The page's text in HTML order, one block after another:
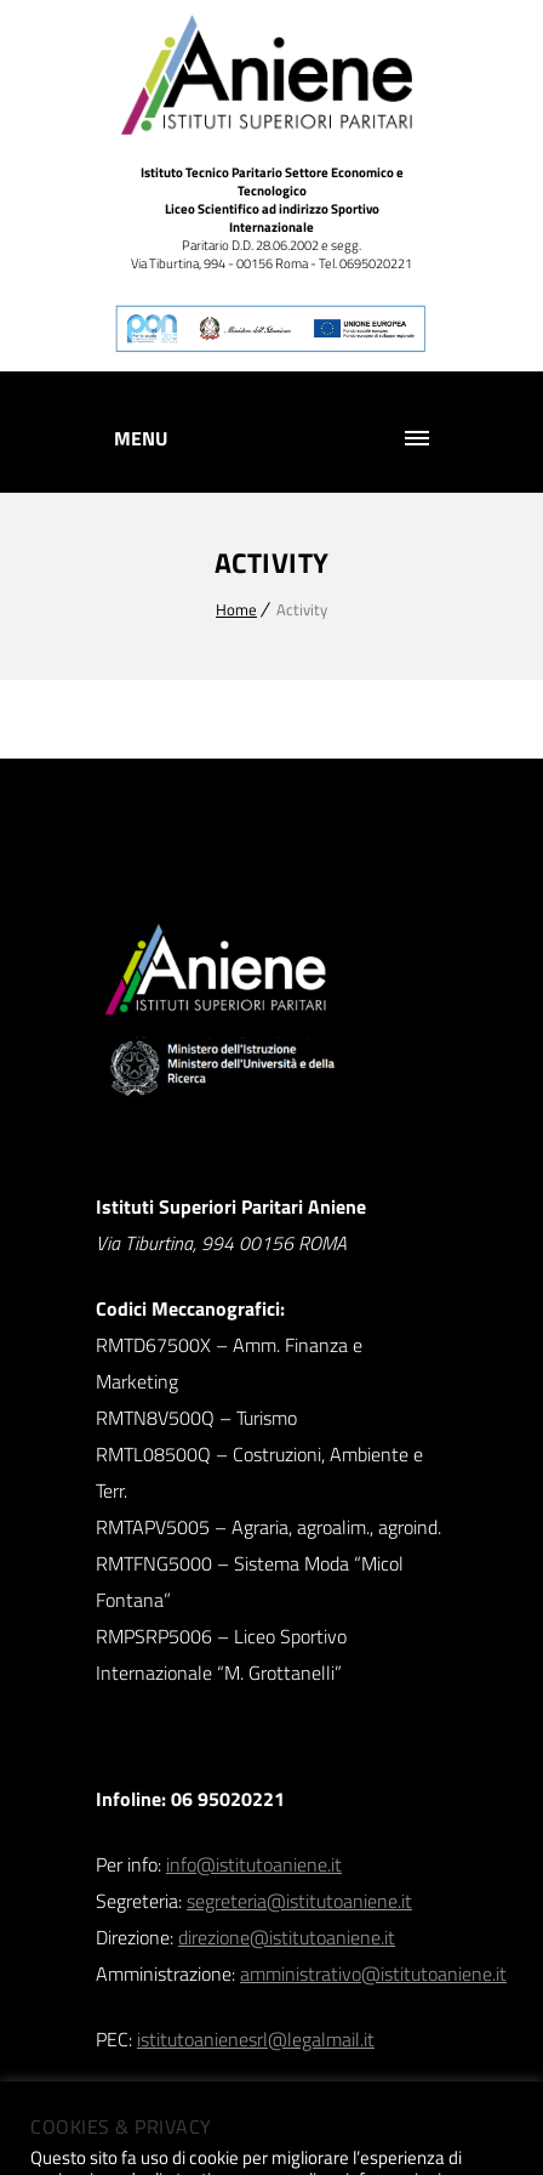
Istituto Tecnico Paritario Settore Economico e
Tecnologico
Liceo Scientifico ad indirizzo Sportivo
Internazionale
Paritario D.D. 28.06.2002 e segg.
Via Tiburtina, 994 - 00156 Roma - Tel. 0695020221
MENU
ACTIVITY
Home Activity
Istituti Superiori Paritari Aniene
Via Tiburtina, 994 00156 ROMA
Codici Meccanografici:
RMTD67500X – Amm. Finanza e
Marketing
RMTN8V500Q – Turismo
RMTL08500Q – Costruzioni, Ambiente e
Terr.
RMTAPV5005 – Agraria, agroalim., agroind.
RMTFNG5000 – Sistema Moda “Micol
Fontana”
RMPSRP5006 – Liceo Sportivo
Internazionale “M. Grottanelli”
Infoline: 06 95020221
Per info: info@istitutoaniene.it
Segreteria:segreteria@istitutoaniene.it
Direzione: direzione@istitutoaniene.it
Amministrazione:amministrativo@istitutoaniene.it
PEC: istitutoanienesrl@legalmail.it
COOKIES & PRIVACY
Questo sito fa uso di cookie per migliorare l’esperienza di